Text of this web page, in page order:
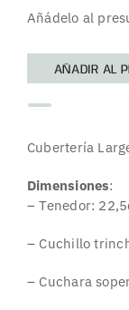
Añádelo al
AÑADIR AL
Cubertería
Dimensiones:
– Tenedor:
– Cuchillo
– Cuchara